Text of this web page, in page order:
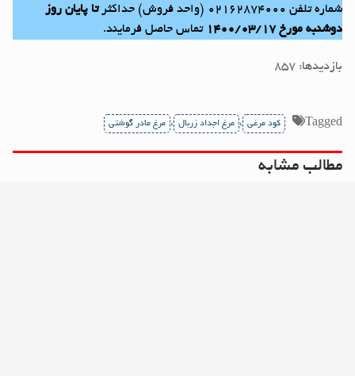
شماره تلفن ۰۲۱۶۲۸۷۴۰۰۰ (واحد فروش) حداکثر
تا پایان روز
دوشنبه مورخ ۱۴۰۰/۰۳/۱۷
تماس حاصل فرمایند.
بازدیدها: ۸۵۷
Tagged کود مرغی ، مرغ اجداد زربال ، مرغ مادر گوشتی
مطالب مشابه